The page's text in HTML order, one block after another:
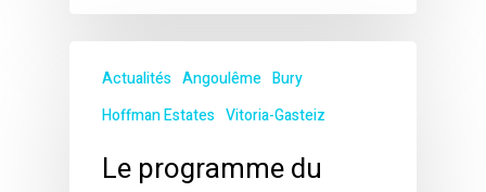
Actualités Angoulême Bury
Hoffman Estates Vitoria-Gasteiz
Le programme du